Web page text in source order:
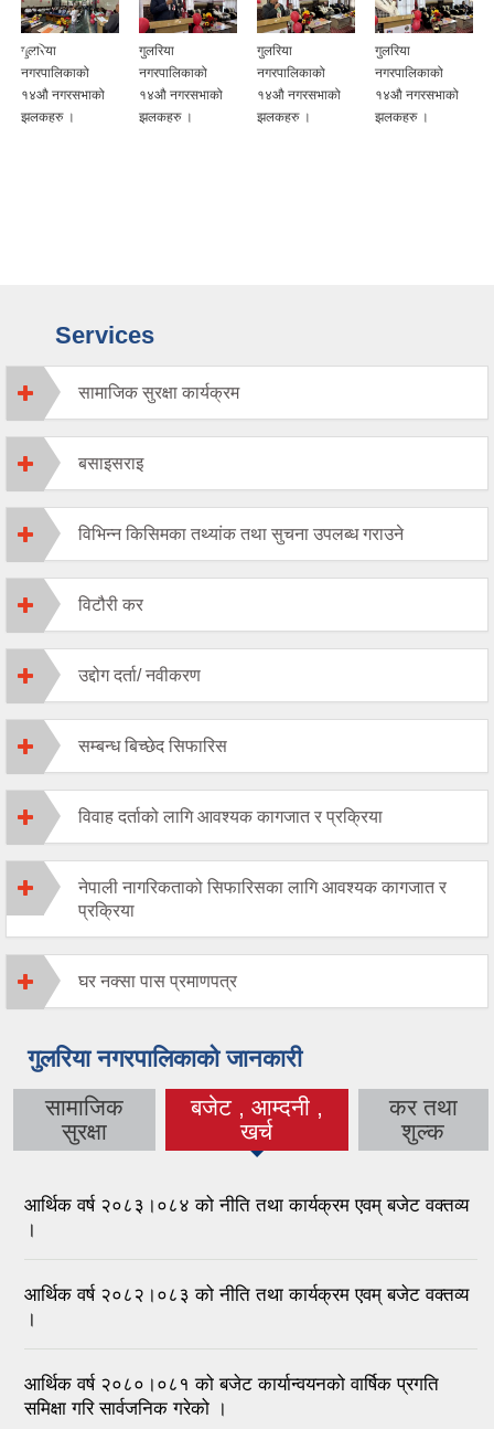
गुलरिया
नगरपालिकाको
१४औ नगरसभाको
झलकहरु ।
गुलरिया
नगरपालिकाको
१४औ नगरसभाको
झलकहरु ।
गुलरिया
नगरपालिकाको
१४औ नगरसभाको
झलकहरु ।
गुलरिया
नगरपालिकाको
१४औ नगरसभाको
झलकहरु ।
Services
सामाजिक सुरक्षा कार्यक्रम
बसाइसराइ
विभिन्न किसिमका तथ्यांक तथा सुचना उपलब्ध गराउने
विटौरी कर
उद्दोग दर्ता/ नवीकरण
सम्बन्ध बिच्छेद सिफारिस
विवाह दर्ताको लागि आवश्यक कागजात र प्रक्रिया
नेपाली नागरिकताको सिफारिसका लागि आवश्यक कागजात र
प्रक्रिया
घर नक्सा पास प्रमाणपत्र
गुलरिया नगरपालिकाको जानकारी
सामाजिक
सुरक्षा
बजेट , आम्दनी ,
खर्च
(active tab)
कर तथा
शुल्क
आर्थिक वर्ष २०८३।०८४ को नीति तथा कार्यक्रम एवम् बजेट वक्तव्य
।
आर्थिक वर्ष २०८२।०८३ को नीति तथा कार्यक्रम एवम् बजेट वक्तव्य
।
आर्थिक वर्ष २०८०।०८१ को बजेट कार्यान्वयनको वार्षिक प्रगति
समिक्षा गरि सार्वजनिक गरेको ।